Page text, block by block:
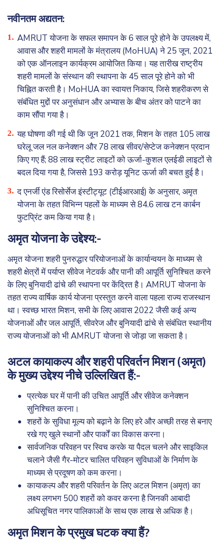
नवीनतम अद्यतन:
AMRUT योजना के सफल समापन के 6 साल पूरे होने के उपलक्ष्य में,
आवास और शहरी मामलों के मंत्रालय (MoHUA) ने 25 जून, 2021
को एक ऑनलाइन कार्यक्रम आयोजित किया। यह तारीख राष्ट्रीय
शहरी मामलों के संस्थान की स्थापना के 45 साल पूरे होने को भी
चिह्नित करती है। MoHUA का स्वायत्त निकाय, जिसे शहरीकरण से
संबंधित मुद्दों पर अनुसंधान और अभ्यास के बीच अंतर को पाटने का
काम सौंपा गया है।
यह घोषणा की गई थी कि जून 2021 तक, मिशन के तहत 105 लाख
घरेलू जल नल कनेक्शन और 78 लाख सीवर/सेप्टेज कनेक्शन प्रदान
किए गए हैं; 88 लाख स्ट्रीट लाइटों को ऊर्जा-कुशल एलईडी लाइटों से
बदल दिया गया है, जिससे 193 करोड़ यूनिट ऊर्जा की बचत हुई है।
द एनर्जी एंड रिसोर्सेज इंस्टीट्यूट (टीईआरआई) के अनुसार, अमृत
योजना के तहत विभिन्न पहलों के माध्यम से 84.6 लाख टन कार्बन
फुटप्रिंट कम किया गया है।
अमृत योजना के उद्देश्य:-
अमृत योजना शहरी पुनरुद्धार परियोजनाओं के कार्यान्वयन के माध्यम से
शहरी क्षेत्रों में पर्याप्त सीवेज नेटवर्क और पानी की आपूर्ति सुनिश्चित करने
के लिए बुनियादी ढांचे की स्थापना पर केंद्रित है। AMRUT योजना के
तहत राज्य वार्षिक कार्य योजना प्रस्तुत करने वाला पहला राज्य राजस्थान
था। स्वच्छ भारत मिशन, सभी के लिए आवास 2022 जैसी कई अन्य
योजनाओं और जल आपूर्ति, सीवरेज और बुनियादी ढांचे से संबंधित स्थानीय
राज्य योजनाओं को भी AMRUT योजना से जोड़ा जा सकता है।
अटल कायाकल्प और शहरी परिवर्तन मिशन (अमृत)
के मुख्य उद्देश्य नीचे उल्लिखित हैं:-
प्रत्येक घर में पानी की उचित आपूर्ति और सीवेज कनेक्शन
सुनिश्चित करना।
शहरों के सुविधा मूल्य को बढ़ाने के लिए हरे और अच्छी तरह से बनाए
रखे गए खुले स्थानों और पार्कों का विकास करना।
सार्वजनिक परिवहन पर स्विच करके या पैदल चलने और साइकिल
चलाने जैसी गैर-मोटर चालित परिवहन सुविधाओं के निर्माण के
माध्यम से प्रदूषण को कम करना।
कायाकल्प और शहरी परिवर्तन के लिए अटल मिशन (अमृत) का
लक्ष्य लगभग 500 शहरों को कवर करना है जिनकी आबादी
अधिसूचित नगर पालिकाओं के साथ एक लाख से अधिक है।
अमृत मिशन के प्रमुख घटक क्या हैं?